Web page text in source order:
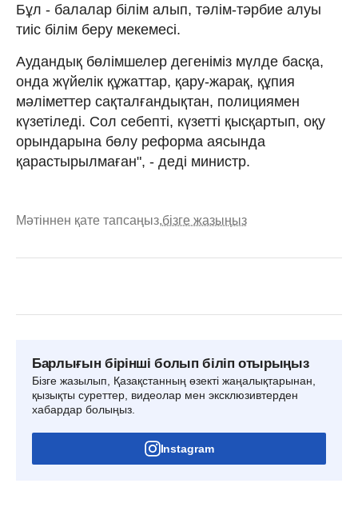
Бұл - балалар білім алып, тәлім-тәрбие алуы
тиіс білім беру мекемесі.
Аудандық бөлімшелер дегеніміз мүлде басқа,
онда жүйелік құжаттар, қару-жарақ, құпия
мәліметтер сақталғандықтан, полициямен
күзетіледі. Сол себепті, күзетті қысқартып, оқу
орындарына бөлу реформа аясында
қарастырылмаған", - деді министр.
Мәтіннен қате тапсаңыз,бізге жазыңыз
Барлығын бірінші болып біліп отырыңыз
Бізге жазылып, Қазақстанның өзекті жаңалықтарынан,
қызықты суреттер, видеолар мен эксклюзивтерден
хабардар болыңыз.
Instagram